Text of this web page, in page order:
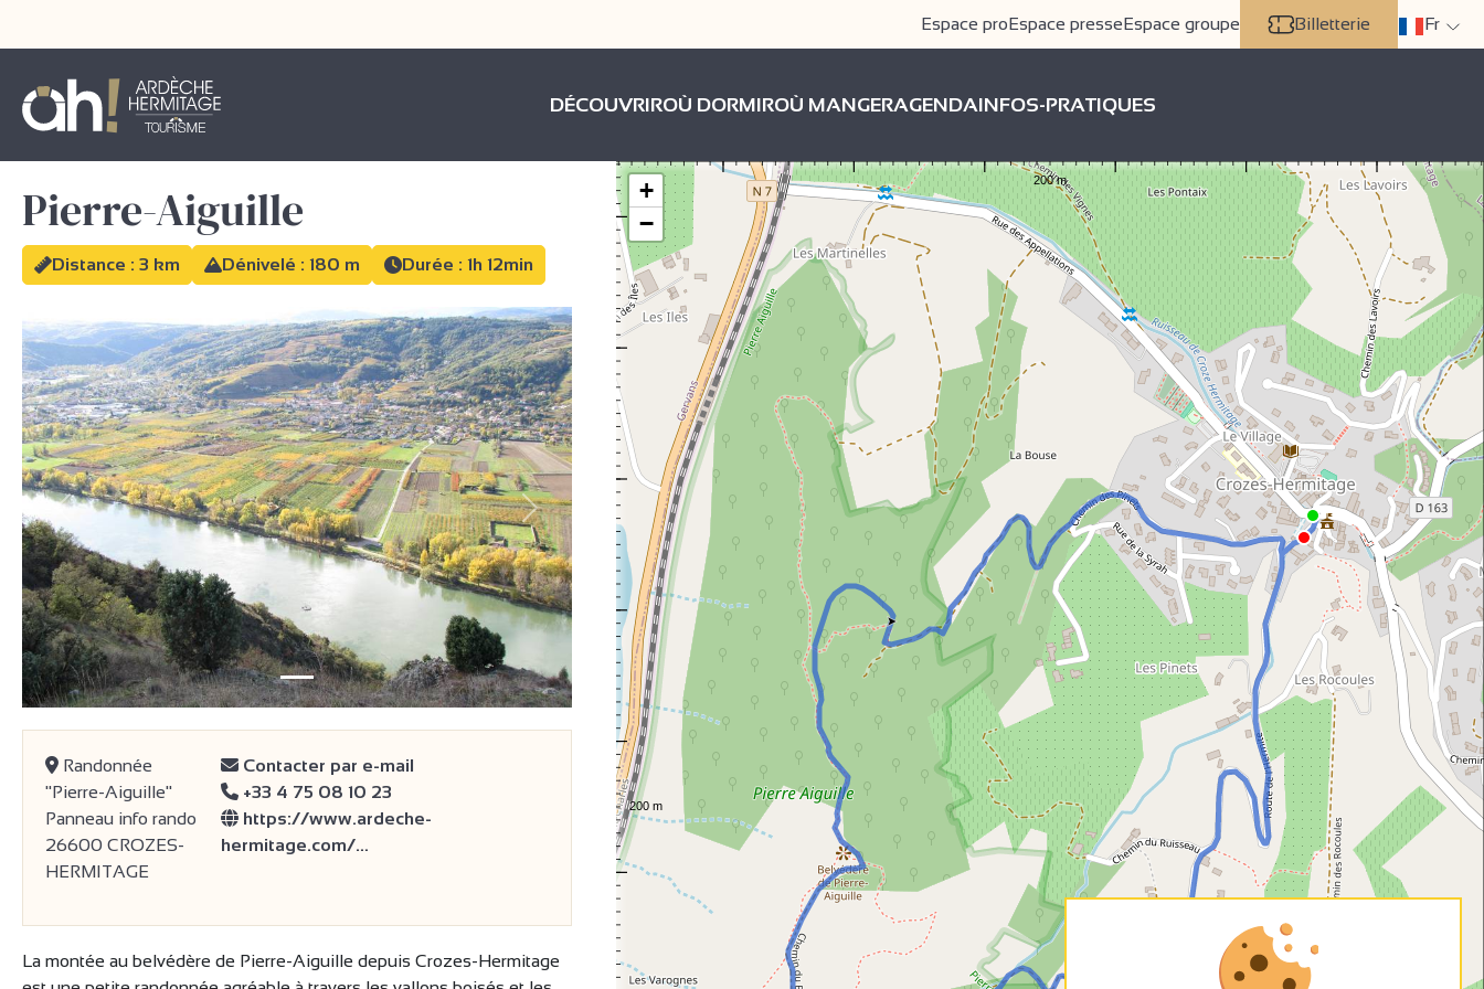
Espace proEspace presseEspace groupe Billetterie Fr
DÉCOUVRIROÙ DORMIROÙ MANGERAGENDAINFOS-PRATIQUES
Pierre-Aiguille
Distance : 3 km Dénivelé : 180 m Durée : 1h 12min
précédent Suivant
Randonnée
"Pierre-Aiguille"
Panneau info rando
26600 CROZES-
HERMITAGE
Contacter par e-mail
+33 4 75 08 10 23
https://www.ardeche-
hermitage.com/…
La montée au belvédère de Pierre-Aiguille depuis Crozes-Hermitage
+
−